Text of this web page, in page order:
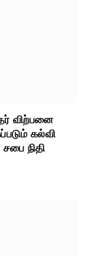
விற்பனை
கல்வி
நிதி